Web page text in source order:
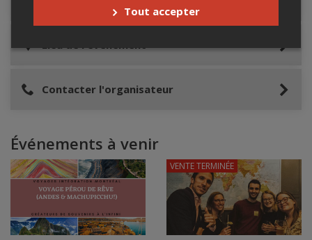
Lieu de l'événement
Contacter l'organisateur
Événements à venir
VENTE TERMINÉE
Tout accepter